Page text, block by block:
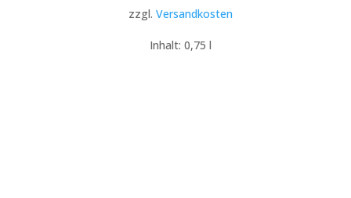
zzgl.Versandkosten
Inhalt: 0,75l